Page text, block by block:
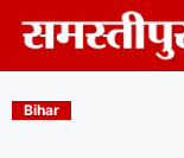
content
Bihar